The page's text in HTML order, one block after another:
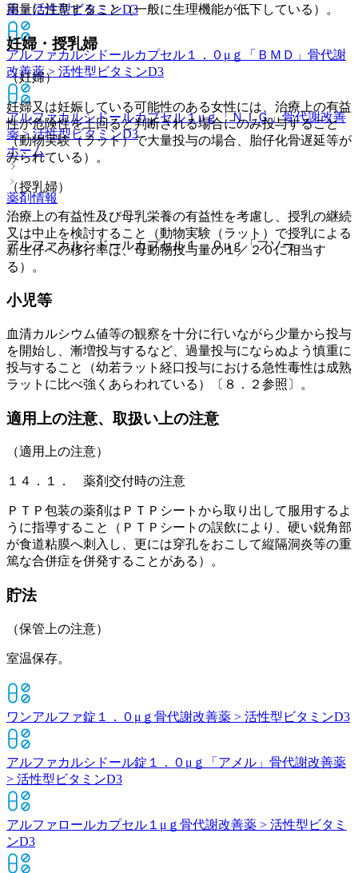
薬 > 活性型ビタミンD3
アルファカルシドールカプセル１．０μｇ「ＢＭＤ」 骨代謝
改善薬 > 活性型ビタミンD3
アルファカルシドールカプセル１μｇ「ＮＩＧ」骨代謝改善
薬 > 活性型ビタミンD3
ホーム
薬剤情報
アルファカルシドールカプセル１．０μｇ「フソー」
用量に注意すること（一般に生理機能が低下している）。
妊婦・授乳婦
（妊婦）
妊婦又は妊娠している可能性のある女性には、治療上の有益
性が危険性を上回ると判断される場合にのみ投与すること
（動物実験（ラット）で大量投与の場合、胎仔化骨遅延等が
みられている）。
（授乳婦）
治療上の有益性及び母乳栄養の有益性を考慮し、授乳の継続
又は中止を検討すること（動物実験（ラット）で授乳による
新生仔への移行率は、母動物投与量の１／２０に相当す
る）。
小児等
血清カルシウム値等の観察を十分に行いながら少量から投与
を開始し、漸増投与するなど、過量投与にならぬよう慎重に
投与すること（幼若ラット経口投与における急性毒性は成熟
ラットに比べ強くあらわれている）〔８．２参照〕。
適用上の注意、取扱い上の注意
（適用上の注意）
１４．１． 薬剤交付時の注意
ＰＴＰ包装の薬剤はＰＴＰシートから取り出して服用するよ
うに指導すること（ＰＴＰシートの誤飲により、硬い鋭角部
が食道粘膜へ刺入し、更には穿孔をおこして縦隔洞炎等の重
篤な合併症を併発することがある）。
貯法
（保管上の注意）
室温保存。
ワンアルファ錠１．０μｇ 骨代謝改善薬 > 活性型ビタミンD3
アルファカルシドール錠１．０μｇ「アメル」 骨代謝改善薬
> 活性型ビタミンD3
アルファロールカプセル１μｇ 骨代謝改善薬 > 活性型ビタミ
ンD3